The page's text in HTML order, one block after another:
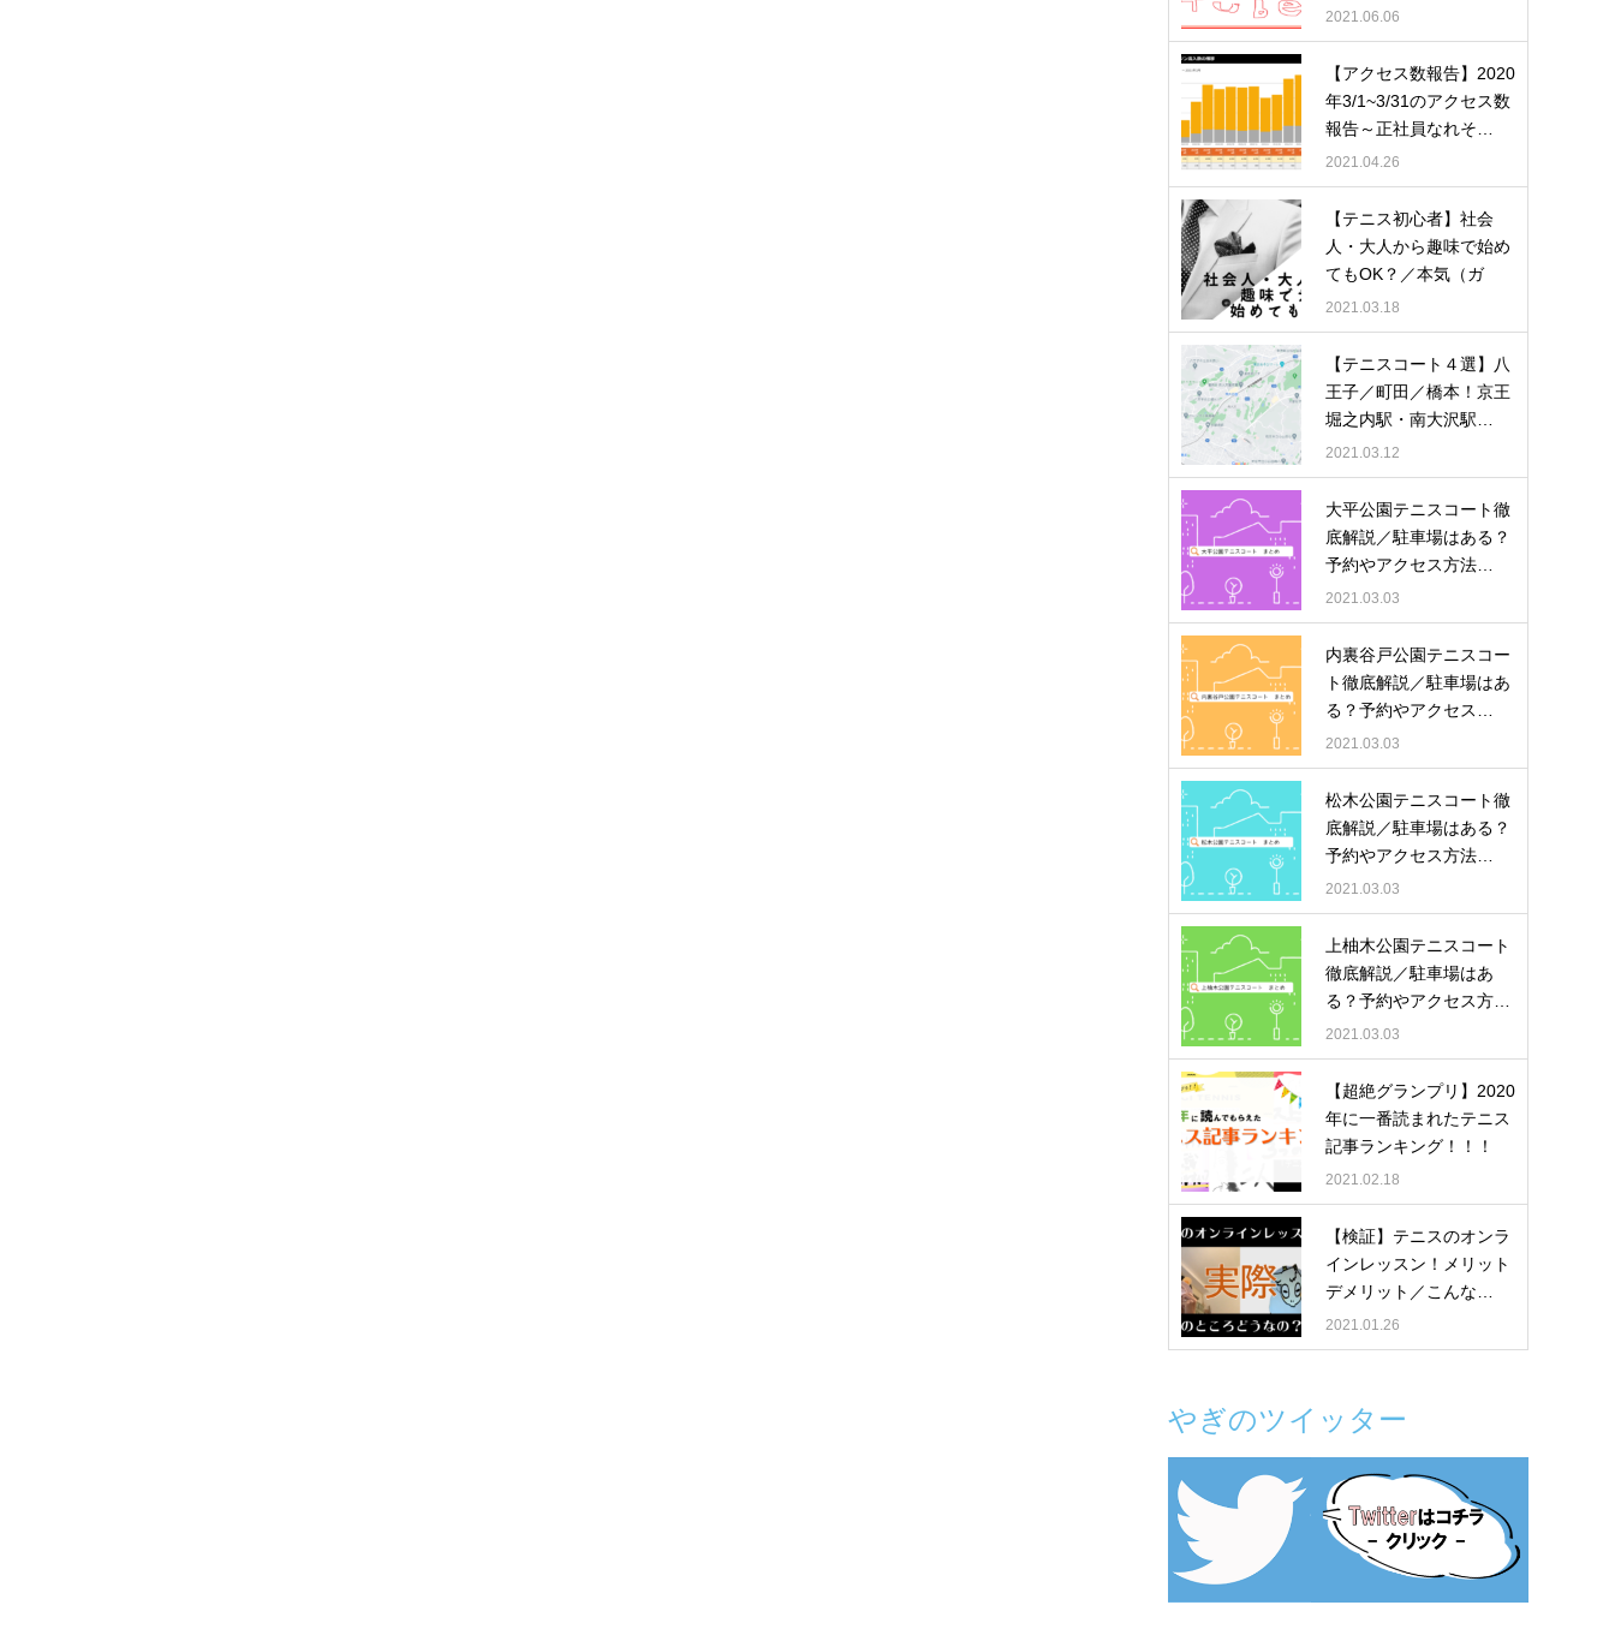
者数…
2021.06.06
【アクセス数報告】2020
年3/1~3/31のアクセス数
報告～正社員なれそ…
2021.04.26
【テニス初心者】社会
人・大人から趣味で始め
てもOK？／本気（ガ
チ…
2021.03.18
【テニスコート４選】八
王子／町田／橋本！京王
堀之内駅・南大沢駅…
2021.03.12
大平公園テニスコート徹
底解説／駐車場はある？
予約やアクセス方法…
2021.03.03
内裏谷戸公園テニスコー
ト徹底解説／駐車場はあ
る？予約やアクセス…
2021.03.03
松木公園テニスコート徹
底解説／駐車場はある？
予約やアクセス方法…
2021.03.03
上柚木公園テニスコート
徹底解説／駐車場はあ
る？予約やアクセス方…
2021.03.03
【超絶グランプリ】2020
年に一番読まれたテニス
記事ランキング！！！
2021.02.18
【検証】テニスのオンラ
インレッスン！メリット
デメリット／こんな…
2021.01.26
やぎのツイッター